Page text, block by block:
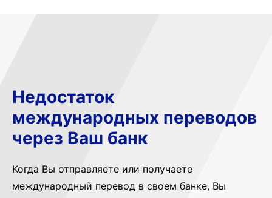
Недостаток
международных переводов
через Ваш банк
Когда Вы отправляете или получаете
международный перевод в своем банке, Вы